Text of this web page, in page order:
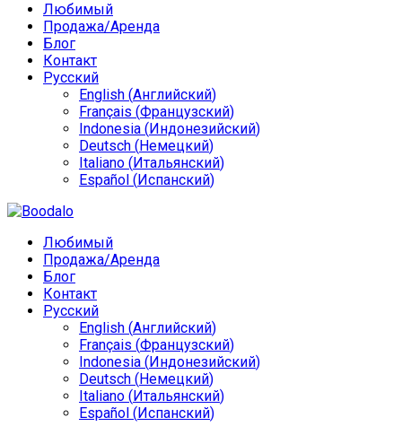
Любимый
Продажа/Аренда
Блог
Контакт
Русский
English (Английский)
Français (Французский)
Indonesia (Индонезийский)
Deutsch (Немецкий)
Italiano (Итальянский)
Español (Испанский)
Любимый
Продажа/Аренда
Блог
Контакт
Русский
English (Английский)
Français (Французский)
Indonesia (Индонезийский)
Deutsch (Немецкий)
Italiano (Итальянский)
Español (Испанский)